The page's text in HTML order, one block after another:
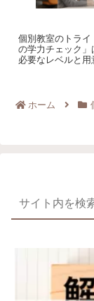
個別教室のトラ
の学力チェック
必要なレベルと
ホーム